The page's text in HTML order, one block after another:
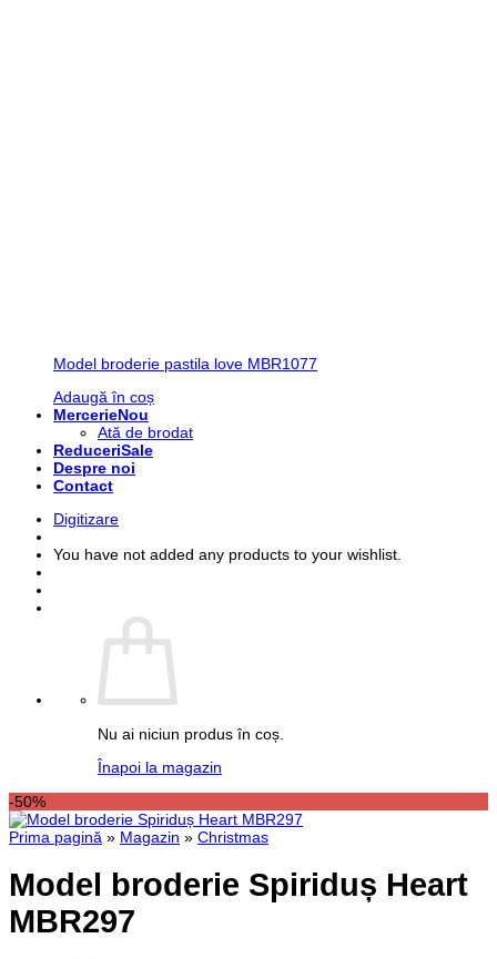
Model broderie pastila love MBR1077
Adaugă în coș
Mercerie
Ată de brodat
Reduceri
Despre noi
Contact
Digitizare
You have not added any products to your wishlist.
Nu ai niciun produs în coș.
Înapoi la magazin
-50%
Prima pagină » Magazin » Christmas
Model broderie Spiriduș Heart
MBR297